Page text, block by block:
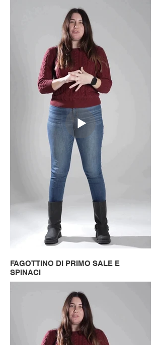
FAGOTTINO DI PRIMO SALE E
SPINACI